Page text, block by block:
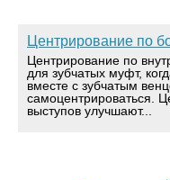
Центрирование по
Центрирование по
для зубчатых муфт,
вместе с зубчатым
самоцентрироваться.
выступов улучшают...